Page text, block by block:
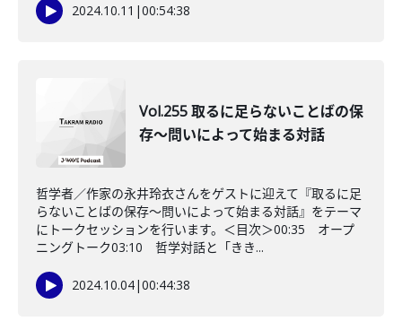
2024.10.11 |00:54:38
Vol.255 取るに足らないことばの保
存～問いによって始まる対話
哲学者／作家の永井玲衣さんをゲストに迎えて『取るに足
らないことばの保存～問いによって始まる対話』をテーマ
にトークセッションを行います。＜目次＞00:35 オープ
ニングトーク03:10 哲学対話と「きき...
2024.10.04|00:44:38